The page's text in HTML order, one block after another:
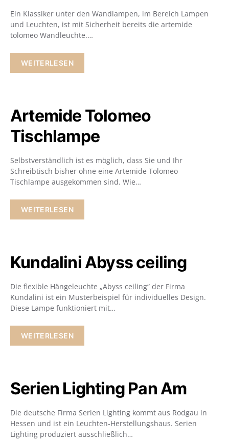
Ein Klassiker unter den Wandlampen, im Bereich Lampen
und Leuchten, ist mit Sicherheit bereits die artemide
tolomeo Wandleuchte.…
WEITERLESEN
Artemide Tolomeo
Tischlampe
Selbstverständlich ist es möglich, dass Sie und Ihr
Schreibtisch bisher ohne eine Artemide Tolomeo
Tischlampe ausgekommen sind. Wie…
WEITERLESEN
Kundalini Abyss ceiling
Die flexible Hängeleuchte „Abyss ceiling“ der Firma
Kundalini ist ein Musterbeispiel für individuelles Design.
Diese Lampe funktioniert mit…
WEITERLESEN
Serien Lighting Pan Am
Die deutsche Firma Serien Lighting kommt aus Rodgau in
Hessen und ist ein Leuchten-Herstellungshaus. Serien
Lighting produziert ausschließlich…